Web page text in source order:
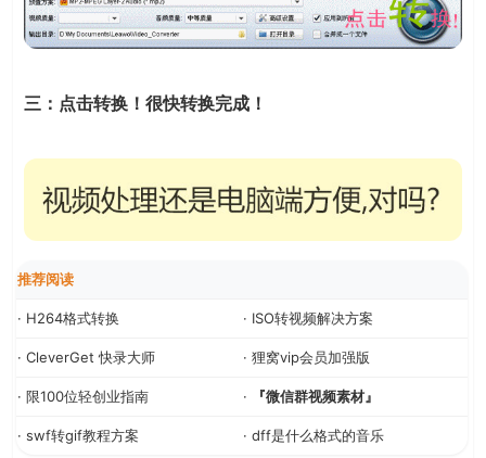
三：点击转换！很快转换完成！
推荐阅读
· H264格式转换 · ISO转视频解决方案
· CleverGet 快录大师 · 狸窝vip会员加强版
· 限100位轻创业指南 · 『微信群视频素材』
· swf转gif教程方案 · dff是什么格式的音乐